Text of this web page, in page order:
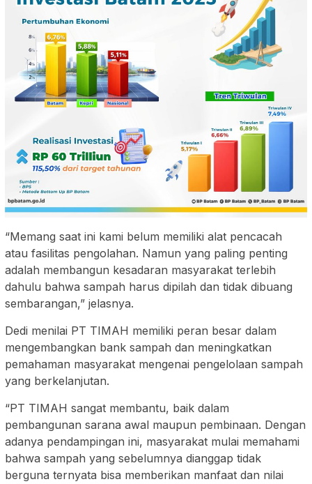
“Memang saat ini kami belum memiliki alat pencacah
atau fasilitas pengolahan. Namun yang paling penting
adalah membangun kesadaran masyarakat terlebih
dahulu bahwa sampah harus dipilah dan tidak dibuang
sembarangan,” jelasnya.
Dedi menilai PT TIMAH memiliki peran besar dalam
mengembangkan bank sampah dan meningkatkan
pemahaman masyarakat mengenai pengelolaan sampah
yang berkelanjutan.
“PT TIMAH sangat membantu, baik dalam
pembangunan sarana awal maupun pembinaan. Dengan
adanya pendampingan ini, masyarakat mulai memahami
bahwa sampah yang sebelumnya dianggap tidak
berguna ternyata bisa memberikan manfaat dan nilai